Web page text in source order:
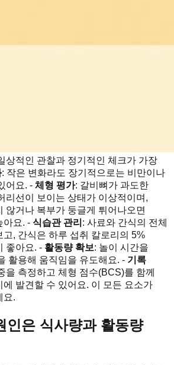
상적인 관찰과 정기적인 체크가 가장
: 작은 변화라도 장기적으로는 비만이나
어요. - 체형 평가: 갈비뼈가 과도한
리선이 보이는 상태가 이상적이며,
않거나 복부가 둥글게 튀어나오면
아요. - 식습관 관리 : 사료와 간식의 전체
, 간식은 하루 섭취 칼로리의 5%
좋아요. - 활동량 확보: 놀이 시간을
활용해 움직임을 유도해요. - 기록
을 측정하고 체형 점수(BCS)를 함께
발견할 수 있어요. 이 모든 요소가
요.
인은 식사량과 활동량